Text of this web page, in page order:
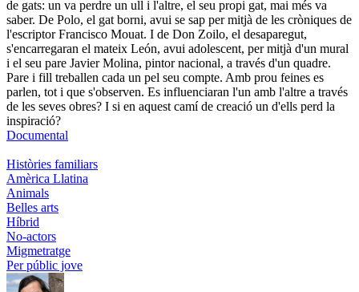
de gats: un va perdre un ull i l'altre, el seu propi gat, mai més va
saber. De Polo, el gat borni, avui se sap per mitjà de les cròniques de
l'escriptor Francisco Mouat. I de Don Zoilo, el desaparegut,
s'encarregaran el mateix León, avui adolescent, per mitjà d'un mural
i el seu pare Javier Molina, pintor nacional, a través d'un quadre.
Pare i fill treballen cada un pel seu compte. Amb prou feines es
parlen, tot i que s'observen. Es influenciaran l'un amb l'altre a través
de les seves obres? I si en aquest camí de creació un d'ells perd la
inspiració?
Documental
Històries familiars
Amèrica Llatina
Animals
Belles arts
Híbrid
No-actors
Migmetratge
Per públic jove